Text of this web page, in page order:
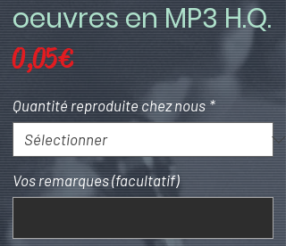
oeuvres en MP3 H.Q.
0,05 €Prix
Quantité reproduite chez nous *
Vos remarques (facultatif)